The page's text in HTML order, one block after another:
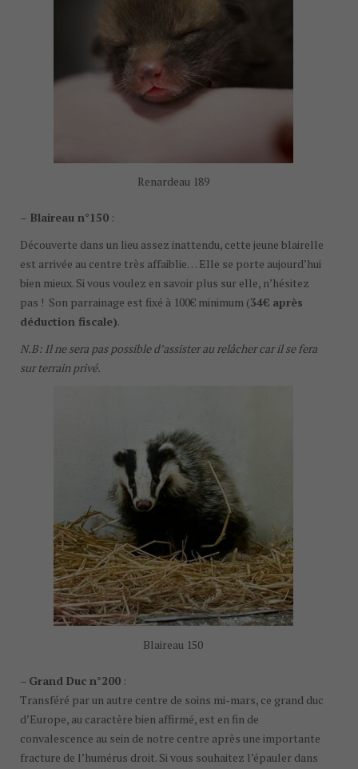
Renardeau 189
– Blaireau n°150 :
Découverte dans un lieu assez inattendu, cette jeune blairelle
est arrivée au centre très affaiblie… Elle se porte aujourd’hui
bien mieux. Si vous voulez en savoir plus sur elle, n’hésitez
pas ! Son parrainage est fixé à 100€ minimum (34€ après
déduction fiscale).
N.B: Il ne sera pas possible d’assister au relâcher car il se fera
sur terrain privé.
Blaireau 150
– Grand Duc n°200 :
Transféré par un autre centre de soins mi-mars, ce grand duc
d’Europe, au caractère bien affirmé, est en fin de
convalescence au sein de notre centre après une importante
fracture de l’humérus droit. Si vous souhaitez l’épauler dans